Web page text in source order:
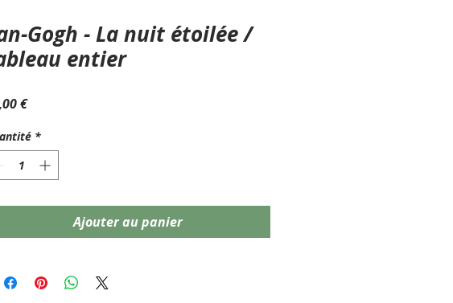
Gogh - La nuit étoilée /
entier
€Prix
*
Ajouter au panier